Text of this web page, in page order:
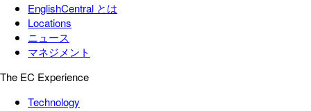
EnglishCentral とは
Locations
ニュース
マネジメント
The EC Experience
Technology